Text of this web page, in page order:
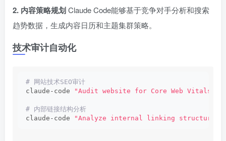
2. 内容策略规划Claude Code能够基于竞争对手分析和搜索
趋势数据，生成内容日历和主题集群策略。
技术审计自动化
# 网站技术SEO审计
claude-code
"Audit website for Core Web Vitals
# 内部链接结构分析
claude-code
"Analyze internal linking structure